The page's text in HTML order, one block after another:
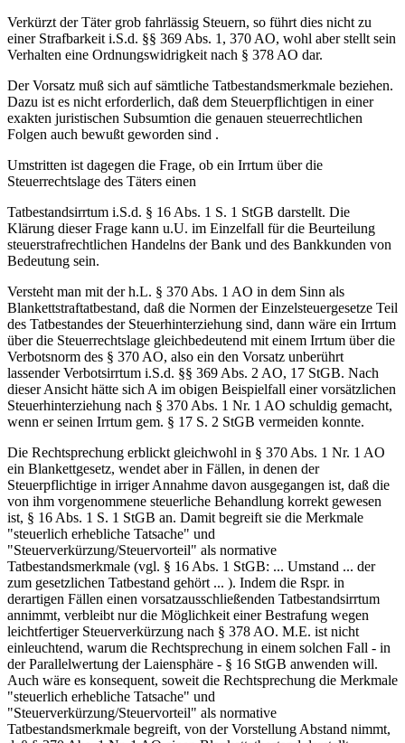
Verkürzt der Täter grob fahrlässig Steuern, so führt dies nicht zu
einer Strafbarkeit i.S.d. §§ 369 Abs. 1, 370 AO, wohl aber stellt sein
Verhalten eine Ordnungswidrigkeit nach § 378 AO dar.
Der Vorsatz muß sich auf sämtliche Tatbestandsmerkmale beziehen.
Dazu ist es nicht erforderlich, daß dem Steuerpflichtigen in einer
exakten juristischen Subsumtion die genauen steuerrechtlichen
Folgen auch bewußt geworden sind .
Umstritten ist dagegen die Frage, ob ein Irrtum über die
Steuerrechtslage des Täters einen
Tatbestandsirrtum i.S.d. § 16 Abs. 1 S. 1 StGB darstellt. Die
Klärung dieser Frage kann u.U. im Einzelfall für die Beurteilung
steuerstrafrechtlichen Handelns der Bank und des Bankkunden von
Bedeutung sein.
Versteht man mit der h.L. § 370 Abs. 1 AO in dem Sinn als
Blankettstraftatbestand, daß die Normen der Einzelsteuergesetze Teil
des Tatbestandes der Steuerhinterziehung sind, dann wäre ein Irrtum
über die Steuerrechtslage gleichbedeutend mit einem Irrtum über die
Verbotsnorm des § 370 AO, also ein den Vorsatz unberührt
lassender Verbotsirrtum i.S.d. §§ 369 Abs. 2 AO, 17 StGB. Nach
dieser Ansicht hätte sich A im obigen Beispielfall einer vorsätzlichen
Steuerhinterziehung nach § 370 Abs. 1 Nr. 1 AO schuldig gemacht,
wenn er seinen Irrtum gem. § 17 S. 2 StGB vermeiden konnte.
Die Rechtsprechung erblickt gleichwohl in § 370 Abs. 1 Nr. 1 AO
ein Blankettgesetz, wendet aber in Fällen, in denen der
Steuerpflichtige in irriger Annahme davon ausgegangen ist, daß die
von ihm vorgenommene steuerliche Behandlung korrekt gewesen
ist, § 16 Abs. 1 S. 1 StGB an. Damit begreift sie die Merkmale
"steuerlich erhebliche Tatsache" und
"Steuerverkürzung/Steuervorteil" als normative
Tatbestandsmerkmale (vgl. § 16 Abs. 1 StGB: ... Umstand ... der
zum gesetzlichen Tatbestand gehört ... ). Indem die Rspr. in
derartigen Fällen einen vorsatzausschließenden Tatbestandsirrtum
annimmt, verbleibt nur die Möglichkeit einer Bestrafung wegen
leichtfertiger Steuerverkürzung nach § 378 AO. M.E. ist nicht
einleuchtend, warum die Rechtsprechung in einem solchen Fall - in
der Parallelwertung der Laiensphäre - § 16 StGB anwenden will.
Auch wäre es konsequent, soweit die Rechtsprechung die Merkmale
"steuerlich erhebliche Tatsache" und
"Steuerverkürzung/Steuervorteil" als normative
Tatbestandsmerkmale begreift, von der Vorstellung Abstand nimmt,